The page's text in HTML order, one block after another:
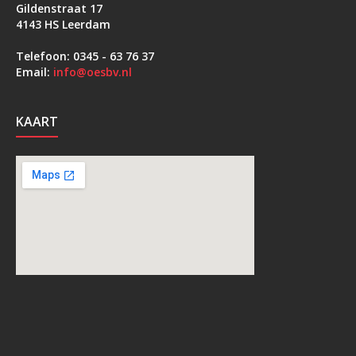
Gildenstraat 17
4143 HS Leerdam
Telefoon: 0345 - 63 76 37
Email: info@oesbv.nl
KAART